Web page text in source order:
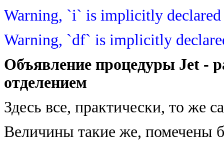
Warning, `i` is implicitly
Warning, `df` is implicitly
Объявление процедуры Jet -
отделением
Здесь все, практически, то же
Величины такие же, помечены